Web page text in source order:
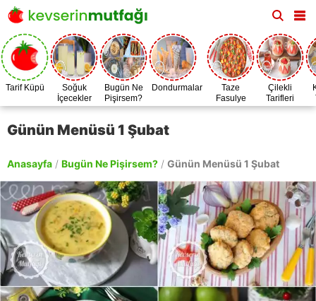
Tarif Küpü
Soğuk
İçecekler
Bugün Ne
Pişirsem?
Dondurmalar
Taze
Fasulye
Zamanı
Çilekli
Tarifleri
Günün Menüsü 1 Şubat
Anasayfa / Bugün Ne Pişirsem? / Günün Menüsü 1 Şubat